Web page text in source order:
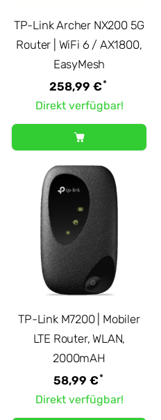
TP-Link Archer NX200 5G
Router | WiFi 6 / AX1800,
EasyMesh
258,99 €*
Direkt verfügbar!
TP-Link M7200 | Mobiler
LTE Router, WLAN,
2000mAH
58,99 €*
Direkt verfügbar!